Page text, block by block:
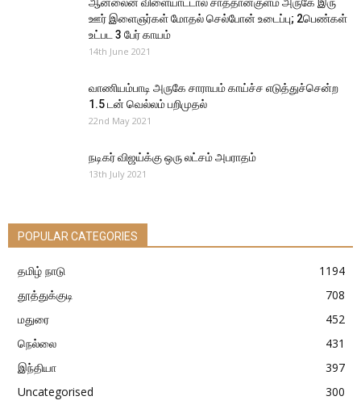
ஊர் இளைஞர்கள் மோதல் செல்போன் உடைப்பு; 2பெண்கள்
உட்பட 3 பேர் காயம்
14th June 2021
வாணியம்பாடி அருகே சாராயம் காய்ச்ச எடுத்துச்சென்ற
1.5 டன் வெல்லம் பறிமுதல்
22nd May 2021
நடிகர் விஜய்க்கு ஒரு லட்சம் அபராதம்
13th July 2021
POPULAR CATEGORIES
தமிழ் நாடு
1194
தூத்துக்குடி
708
மதுரை
452
நெல்லை
431
இந்தியா
397
Uncategorised
300